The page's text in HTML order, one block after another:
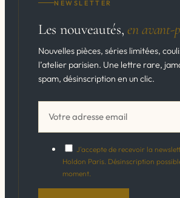
NEWSLETTER
Les nouveautés,en avant-
Nouvelles pièces, séries limitées,
l’atelier parisien. Une lettre rare,
spam, désinscription en un clic.
J'accepte de recevoir la
Holdon Paris. Désinscription
moment.